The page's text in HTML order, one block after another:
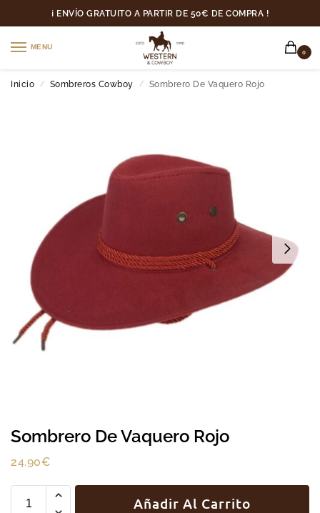
¡ ENVÍO GRATUITO A PARTIR DE 50€ DE COMPRA !
MENU
0
Inicio / Sombreros Cowboy / Sombrero De Vaquero Rojo
Sombrero De Vaquero Rojo
24.90€
Añadir Al Carrito